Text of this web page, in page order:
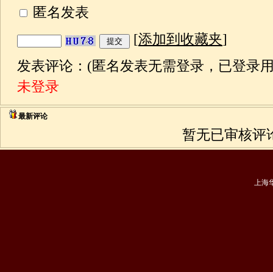
匿名发表
[添加到收藏夹]
发表评论：(匿名发表无需登录，已登录
未登录
最新评论
暂无已审核评
上海